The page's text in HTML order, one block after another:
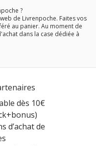
?
de Livrenpoche. Faites vos
au panier. Au moment de
dans la case dédiée à
dès 10€
d’achat de